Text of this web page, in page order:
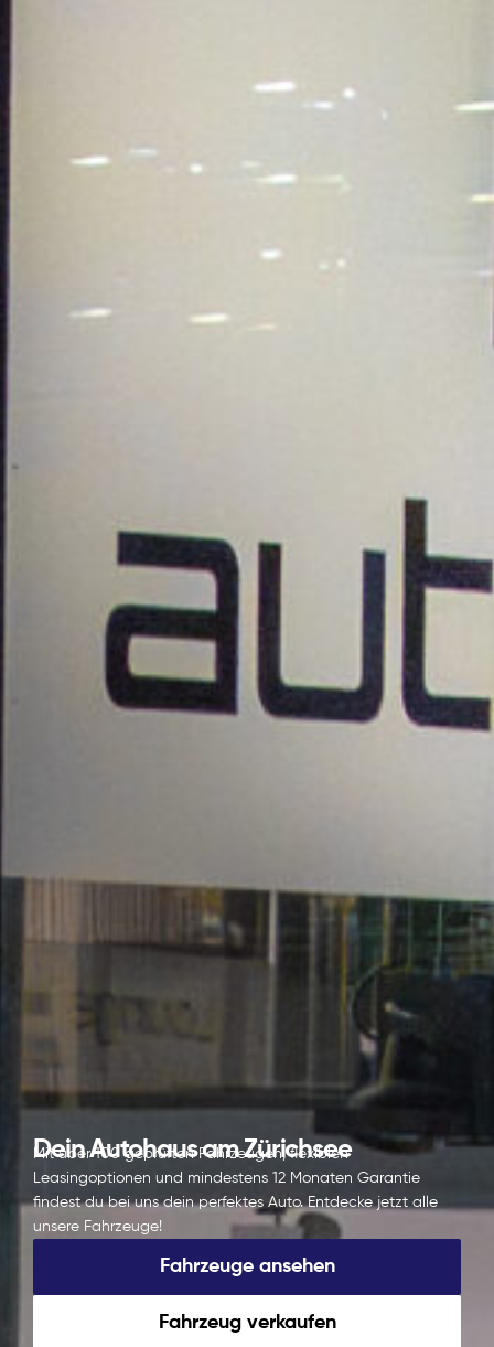
Dein Autohaus am Zürichsee
Mit über 100 geprüften Fahrzeugen, flexiblen
Leasingoptionen und mindestens 12 Monaten Garantie
findest du bei uns dein perfektes Auto. Entdecke jetzt alle
unsere Fahrzeuge!
Fahrzeuge ansehen
Fahrzeug verkaufen